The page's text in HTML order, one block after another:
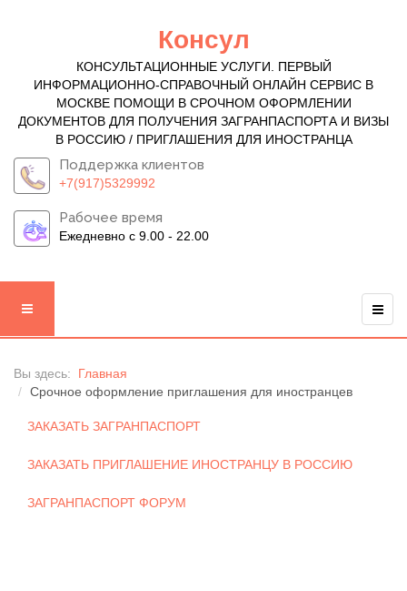
Консул
КОНСУЛЬТАЦИОННЫЕ УСЛУГИ. ПЕРВЫЙ
ИНФОРМАЦИОННО-СПРАВОЧНЫЙ ОНЛАЙН СЕРВИС В
МОСКВЕ ПОМОЩИ В СРОЧНОМ ОФОРМЛЕНИИ
ДОКУМЕНТОВ ДЛЯ ПОЛУЧЕНИЯ ЗАГРАНПАСПОРТА И ВИЗЫ
В РОССИЮ / ПРИГЛАШЕНИЯ ДЛЯ ИНОСТРАНЦА
Поддержка клиентов
+7(917)5329992
Рабочее время
Ежедневно с 9.00 - 22.00
Вы здесь: Главная
Срочное оформление приглашения для иностранцев
ЗАКАЗАТЬ ЗАГРАНПАСПОРТ
ЗАКАЗАТЬ ПРИГЛАШЕНИЕ ИНОСТРАНЦУ В РОССИЮ
ЗАГРАНПАСПОРТ ФОРУМ